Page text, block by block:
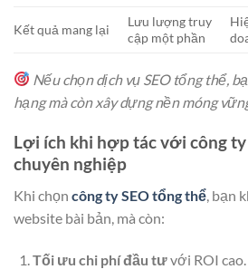
Kết quả mang lại
Lưu lượng truy
cập một phần
Nếu chọn dịch vụ SEO tổng thể,
hạng mà còn xây dựng nền móng
Lợi ích khi hợp tác với công ty
chuyên nghiệp
Khi chọn công ty SEO tổng thể, bạn
website bài bản, mà còn:
Tối ưu chi phí đầu tưvới ROI cao.